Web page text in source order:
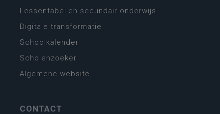
Lessentabellen secundair onderwijs
Digitale transformatie
Schoolkalender
Scholenzoeker
Algemene website
CONTACT